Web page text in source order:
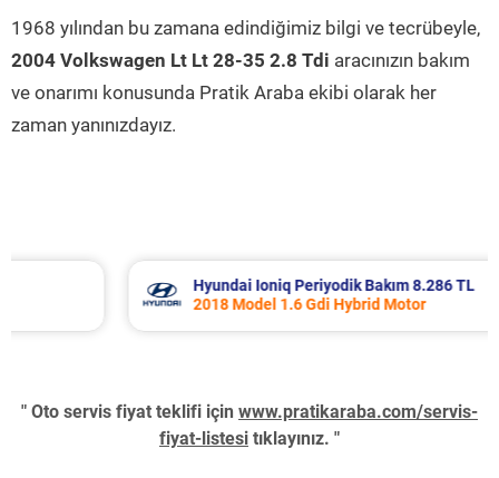
1968 yılından bu zamana edindiğimiz bilgi ve tecrübeyle,
2004 Volkswagen Lt Lt 28-35 2.8 Tdi aracınızın bakım
ve onarımı konusunda Pratik Araba ekibi olarak her
zaman yanınızdayız.
Hyundai Ioniq Periyodik Bakım 8.286 TL
2018 Model 1.6 Gdi Hybrid Motor
" Oto servis fiyat teklifi için www.pratikaraba.com/servis-
fiyat-listesi tıklayınız. "